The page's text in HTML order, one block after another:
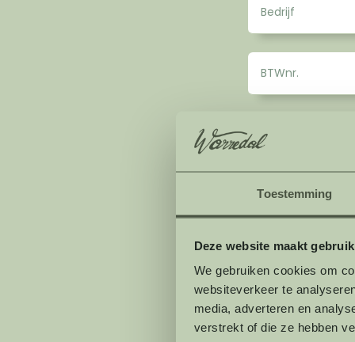
Toestemming
Deze website maakt
We gebruiken cookies om
websiteverkeer te
media, adverteren en
verstrekt of die ze hebben